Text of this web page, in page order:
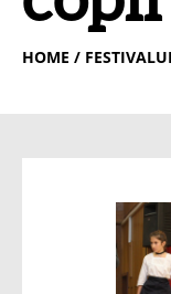
HOME /